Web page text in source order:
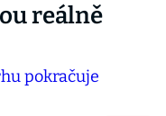
reálně